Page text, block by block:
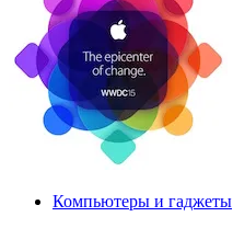
Компьютеры и гаджеты